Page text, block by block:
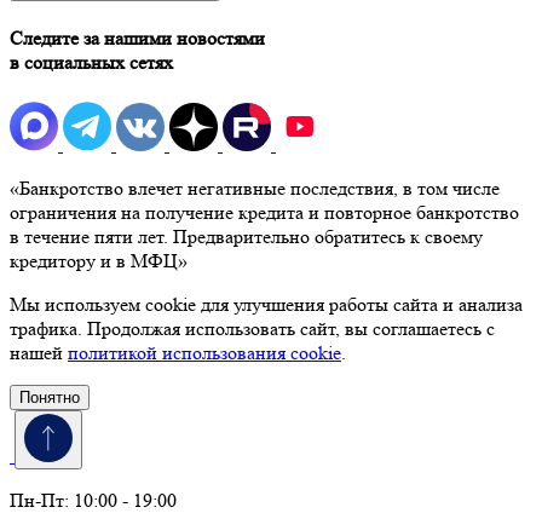
Следите за нашими новостями
в социальных сетях
«Банкротство влечет негативные последствия, в том числе
ограничения на получение кредита и повторное банкротство
в течение пяти лет. Предварительно обратитесь к своему
кредитору и в МФЦ»
Мы используем cookie для улучшения работы сайта и анализа
трафика. Продолжая использовать сайт, вы соглашаетесь с
нашей политикой использования cookie
Понятно
Пн-Пт: 10:00 - 19:00